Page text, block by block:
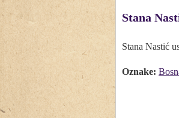
Stana
Stana Nastić
Oznake: